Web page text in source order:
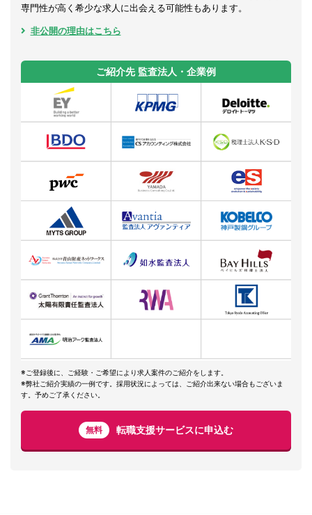
専門性が高く希少な求人に出会える可能性もあります。
非公開の理由はこちら
ご紹介先 監査法人・企業例
※ご登録後に、ご経験・ご希望により求人案件のご紹介をします。
※弊社ご紹介実績の一例です。採用状況によっては、ご紹介出来ない場合もございま
す。予めご了承ください。
無料 転職支援サービスに申込む